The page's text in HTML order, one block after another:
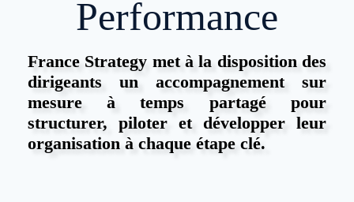
Performance
France Strategy met à la disposition des
dirigeants un accompagnement sur
mesure à temps partagé pour
structurer, piloter et développer leur
organisation à chaque étape clé.